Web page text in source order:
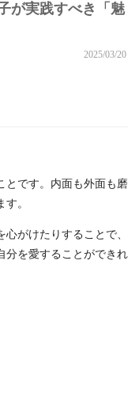
が実践すべき「魅
2025/03/20
とです。内面も外面も磨
。
がけたりすることで、
分を愛することができれ